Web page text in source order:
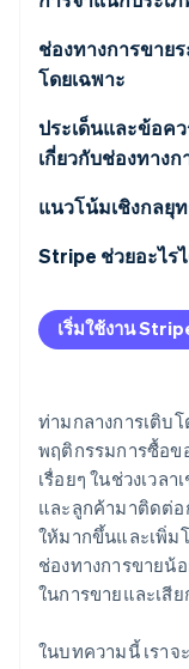
ช่องทางการขายต
ช่องทางการขาย
โดยเฉพาะ
เว็บไซต์อีคอมเมิ
โซเชียลคอมเมิร์ซ
แอปพลิเคชันบนอุ
การไลฟ์ขายสินค้า
ประเด็นและข้อค
เกี่ยวกับช่องทางก
ระวังไม่ให้ช่องทา
ทำการวิเคราะห์
พิจารณา 4P อย่าง
ระบบเดิมมีปัญหา
แนวโน้มเชิงกลยุ
การขยายตัวของอี
การนำการค้าแบ
การใช้โซเชียลมีเ
Stripe ช่วยอะไร
เริ่มใช้งาน
ท่ามกลางการเติบ
พฤติกรรมการซื้อ
เรื่อยๆ ในช่วงเวล
และลูกค้ามาติดต่อ
ให้มากขึ้นและเพิ่ม
ช่องทางการขายน้
ในการขายและเสี
ในบทความนี้ เราจ